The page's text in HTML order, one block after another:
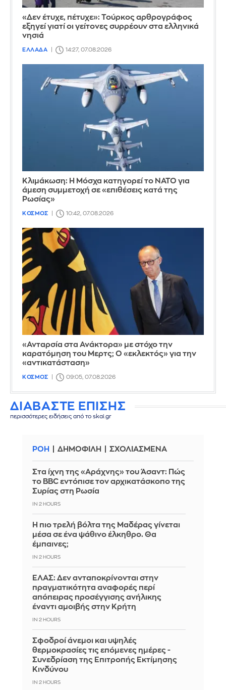
«Δεν έτυχε, πέτυχε»: Τούρκος αρθρογράφος
εξηγεί γιατί οι γείτονες συρρέουν στα ελληνικά
νησιά
ΕΛΛΑΔΑ 14:27, 07.08.2026
Κλιμάκωση: Η Μόσχα κατηγορεί το ΝΑΤΟ για
άμεση συμμετοχή σε «επιθέσεις κατά της
Ρωσίας»
ΚΟΣΜΟΣ 10:42, 07.08.2026
«Ανταρσία στα Ανάκτορα» με στόχο την
καρατόμηση του Μερτς; Ο «εκλεκτός» για την
«αντικατάσταση»
ΚΟΣΜΟΣ 09:05, 07.08.2026
ΔΙΑΒΑΣΤΕ ΕΠΙΣΗΣ
περισσότερες ειδήσεις από το skai.gr
ΡΟΗ ΔΗΜΟΦΙΛΗ ΣΧΟΛΙΑΣΜΕΝΑ
Στα ίχνη της «Αράχνης» του Άσαντ: Πώς
το BBC εντόπισε τον αρχικατάσκοπο της
Συρίας στη Ρωσία
IN 2 HOURS
Η πιο τρελή βόλτα της Μαδέρας γίνεται
μέσα σε ένα ψάθινο έλκηθρο. Θα
έμπαινες;
IN 2 HOURS
ΕΛΑΣ: Δεν ανταποκρίνονται στην
πραγματικότητα αναφορές περί
απόπειρας προσέγγισης ανήλικης
έναντι αμοιβής στην Κρήτη
IN 2 HOURS
Σφοδροί άνεμοι και υψηλές
θερμοκρασίες τις επόμενες ημέρες -
Συνεδρίαση της Επιτροπής Εκτίμησης
Κινδύνου
IN 2 HOURS